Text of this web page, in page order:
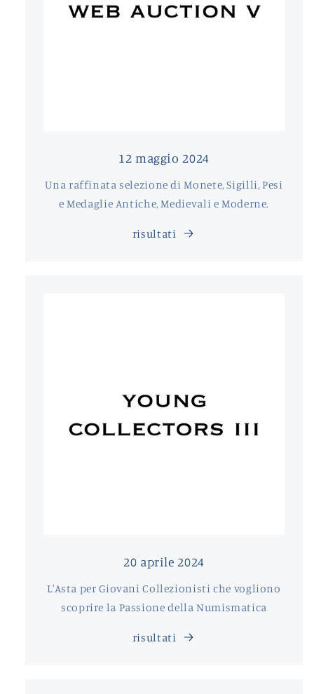
12 maggio 2024
Una raffinata selezione di Monete, Sigilli, Pesi
e Medaglie Antiche, Medievali e Moderne.
risultati
20 aprile 2024
L'Asta per Giovani Collezionisti che vogliono
scoprire la Passione della Numismatica
risultati